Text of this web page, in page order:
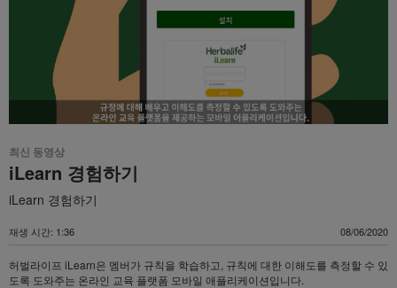
최신 동영상
iLearn 경험하기
iLearn 경험하기
재생 시간: 1:36 08/06/2020
허벌라이프 iLearn은 멤버가 규칙을 학습하고, 규칙에 대한 이해도를 측정할 수 있
도록 도와주는 온라인 교육 플랫폼 모바일 애플리케이션입니다.